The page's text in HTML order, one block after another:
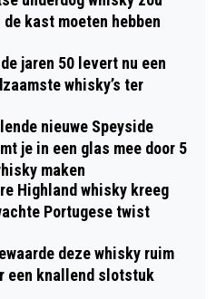
kast moeten hebben
jaren 50 levert nu een
whisky’s ter
nieuwe Speyside
je in een glas mee door 5
maken
Highland whisky kreeg
Portugese twist
deze whisky ruim
een knallend slotstuk